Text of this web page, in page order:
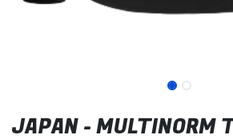
JAPAN - MULTINORM